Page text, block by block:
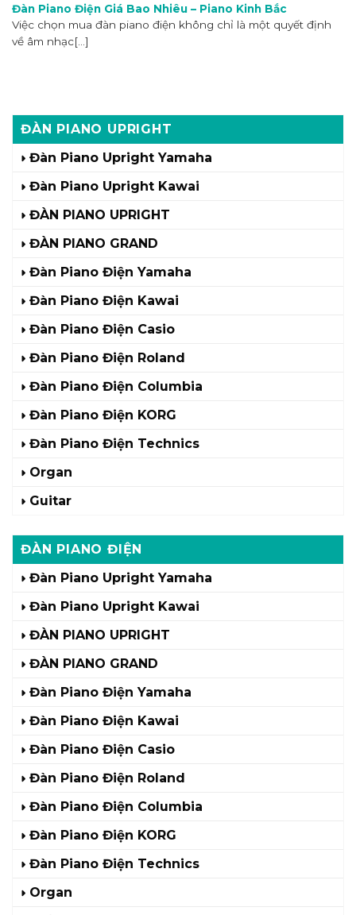
ĐÀN PIANO UPRIGHT
Đàn Piano Upright Yamaha
Đàn Piano Upright Kawai
ĐÀN PIANO UPRIGHT
ĐÀN PIANO GRAND
Đàn Piano Điện Yamaha
Đàn Piano Điện Kawai
Đàn Piano Điện Casio
Đàn Piano Điện Roland
Đàn Piano Điện Columbia
Đàn Piano Điện KORG
Đàn Piano Điện Technics
Organ
Guitar
ĐÀN PIANO ĐIỆN
Đàn Piano Upright Yamaha
Đàn Piano Upright Kawai
ĐÀN PIANO UPRIGHT
ĐÀN PIANO GRAND
Đàn Piano Điện Yamaha
Đàn Piano Điện Kawai
Đàn Piano Điện Casio
Đàn Piano Điện Roland
Đàn Piano Điện Columbia
Đàn Piano Điện KORG
Đàn Piano Điện Technics
Organ
Đàn Piano Điện Giá Bao Nhiêu – Piano Kinh Bắc
Việc chọn mua đàn piano điện không chỉ là một quyết định
về âm nhạc[...]